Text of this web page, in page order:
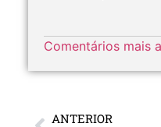
Comentários mais
ANTERIOR